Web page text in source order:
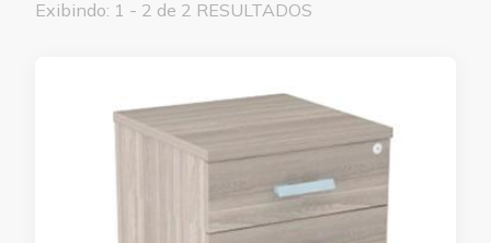
Exibindo: 1 - 2 de 2 RESULTADOS